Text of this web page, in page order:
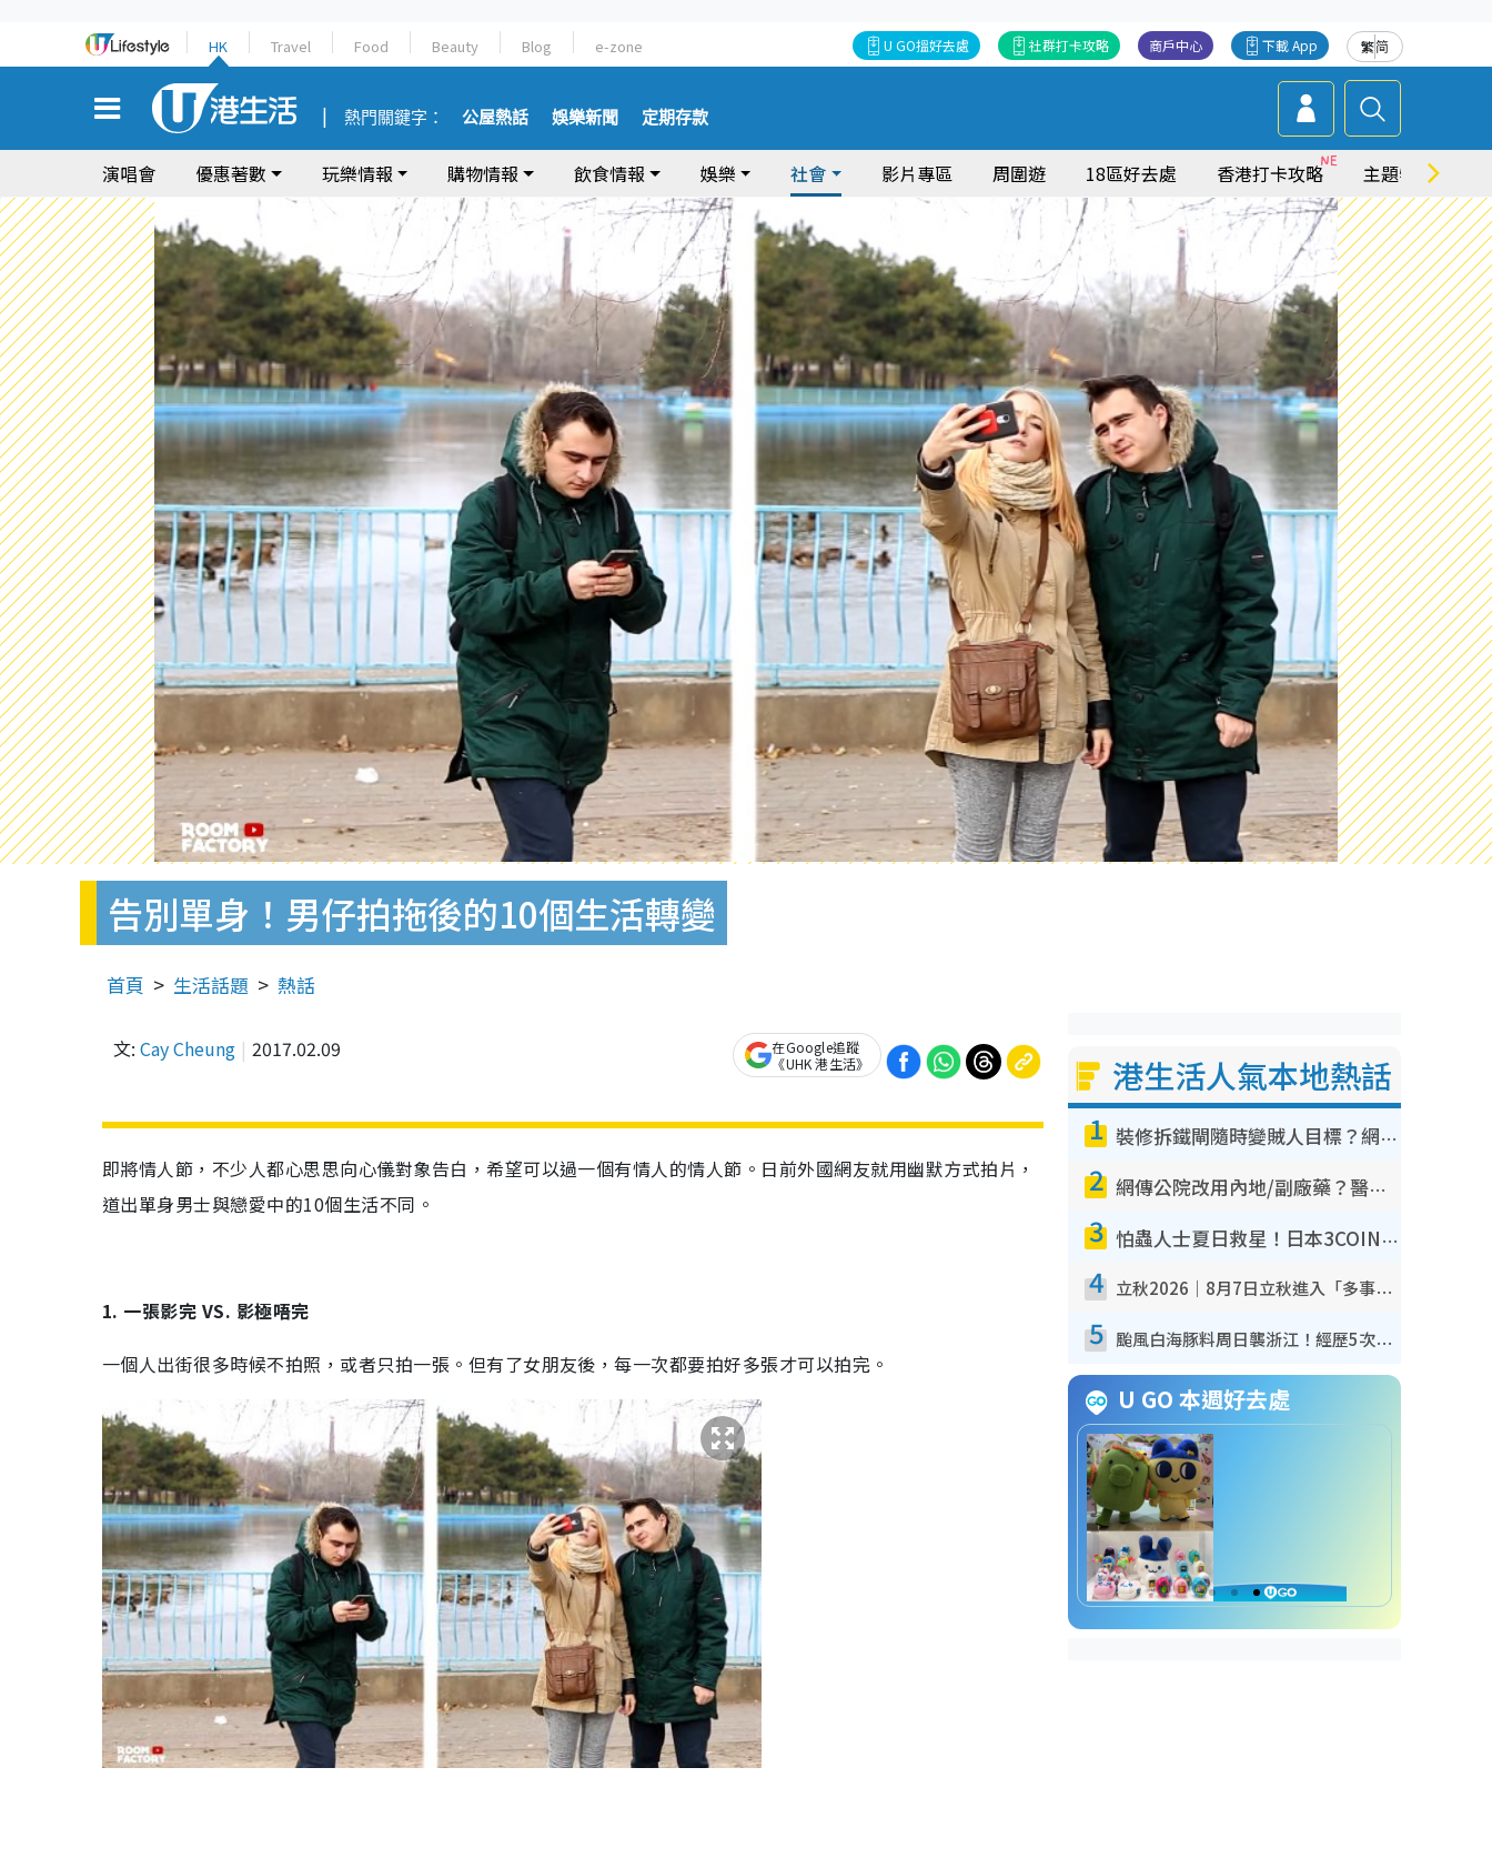
HK Travel Food Beauty Blog e-zone 繁简
下載 App
商戶中心
社群打卡攻略
U GO搵好去處
熱門關鍵字： 公屋熱話 娛樂新聞 定期存款
演唱會 優惠著數 玩樂情報 購物情報 飲食情報 娛樂 社會 影片專區 周圍遊 18區好去處 香港打卡攻略 主題特集
告別單身！男仔拍拖後的10個生活轉變
首頁 生活話題 熱話
文: Cay Cheung 2017.02.09
在Google追蹤
《UHK 港生活》
即將情人節，不少人都心思思向心儀對象告白，希望可以過一個有情人的情人節。日前外國網友就用幽默方式拍片，
道出單身男士與戀愛中的10個生活不同。
1. 一張影完 VS. 影極唔完
一個人出街很多時候不拍照，或者只拍一張。但有了女朋友後，每一次都要拍好多張才可以拍完。
港生活人氣本地熱話
1 裝修拆鐵閘隨時變賊人目標？網民揭2大關鍵用途：裝新式等於白裝？附新舊鐵閘分別
2 網傳公院改用內地/副廠藥？醫生拆解正副廠分別 揭4類人換藥隨時出事
3 怕蟲人士夏日救星！日本3COINS爆紅驅蟲神器$45起 1招「全程免觸碰」輕鬆搞定小強
4 立秋2026｜8月7日立秋進入「多事之秋」 3件事唔做得！專家教6招開運 清枱頭／銀包納氣接好運
5 颱風白海豚料周日襲浙江！經歷5次「眼牆置換」極罕見 成登陸內地最長途颱風
U GO 本週好去處